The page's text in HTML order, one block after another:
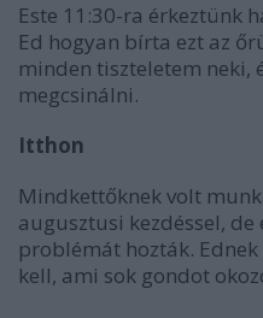
Este 11:30-ra érkeztünk
Ed hogyan bírta ezt az
minden tiszteletem neki,
megcsinálni.
Itthon
Mindkettőknek volt
augusztusi kezdéssel, de
problémát hozták.
kell, ami sok gondot